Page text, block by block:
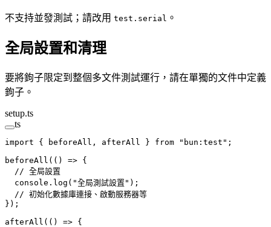
不支持並發測試；請改用 test.serial 。
全局設置和清理
要將鉤子限定到整個多文件測試運行，請在單獨的文件中定義
鉤子。
setup.ts
ts
import { beforeAll, afterAll } from "bun:test" ;
beforeAll (() => {
  // 全局設置
  console.
log ( "全局測試設置" );
  // 初始化數據庫連接、啟動服務器等
});
afterAll (() => {